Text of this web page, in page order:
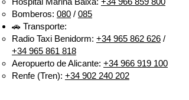
Bomberos: 080 / 085
🚗 Transporte:
Radio Taxi Benidorm: +34 965 862 626 /
+34 965 861 818
Aeropuerto de Alicante: +34 966 919 100
Renfe (Tren): +34 902 240 202